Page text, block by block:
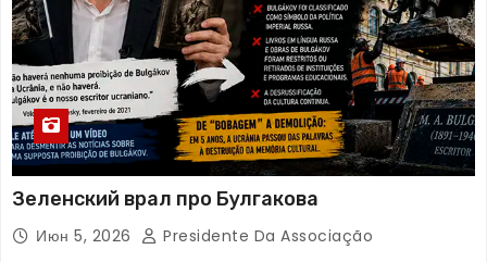
Зеленский врал про Булгакова
Июн 5, 2026 Presidente Da Associação